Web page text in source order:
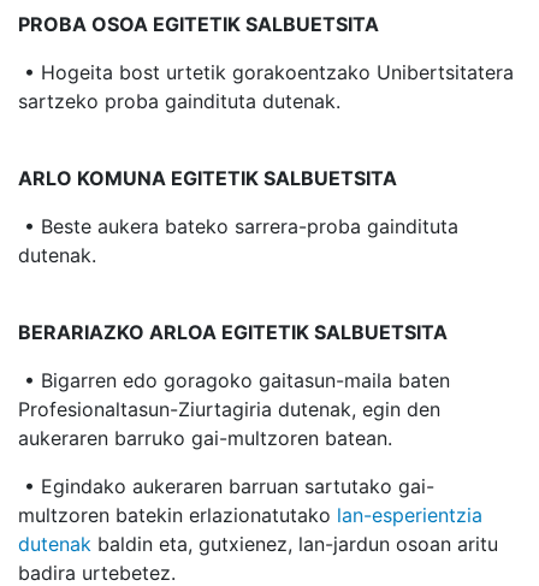
PROBA OSOA EGITETIK SALBUETSITA
• Hogeita bost urtetik gorakoentzako Unibertsitatera
sartzeko proba gaindituta dutenak.
ARLO KOMUNA EGITETIK SALBUETSITA
• Beste aukera bateko sarrera-proba gaindituta
dutenak.
BERARIAZKO ARLOA EGITETIK SALBUETSITA
• Bigarren edo goragoko gaitasun-maila baten
Profesionaltasun-Ziurtagiria dutenak, egin den
aukeraren barruko gai-multzoren batean.
• Egindako aukeraren barruan sartutako gai-
multzoren batekin erlazionatutako lan-esperientzia
dutenak baldin eta, gutxienez, lan-jardun osoan aritu
badira urtebetez.